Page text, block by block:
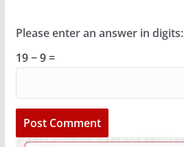
Please enter an answer in digits:
19 − 9 =